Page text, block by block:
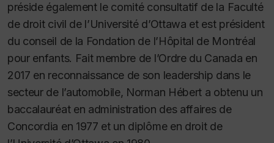
préside également le comité consultatif de la Faculté
de droit civil de l’Université d’Ottawa et est président
du conseil de la Fondation de l’Hôpital de Montréal
pour enfants. Fait membre de l’Ordre du Canada en
2017 en reconnaissance de son leadership dans le
secteur de l’automobile, Norman Hébert a obtenu un
baccalauréat en administration des affaires de
Concordia en 1977 et un diplôme en droit de